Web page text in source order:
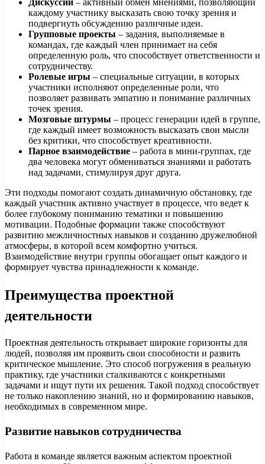
каждому участнику высказать свою точку зрения и
подвергнуть обсуждению различные идеи.
Групповые проекты – задания, выполняемые в
командах, где каждый член принимает на себя
определенную роль, что способствует ответственности и
сотрудничеству.
Ролевые игры – специальные ситуации, в которых
участники исполняют определенные роли, что
позволяет развивать эмпатию и понимание различных
точек зрения.
Мозговые штурмы – процесс генерации идей в группе,
где каждый имеет возможность высказать свои мысли
без критики, что способствует креативности.
Парное взаимодействие – работа в мини-группах, где
два человека могут обмениваться знаниями и работать
над задачами, стимулируя друг друга.
Эти подходы помогают создать динамичную обстановку, где
каждый участник активно участвует в процессе, что ведет к
более глубокому пониманию тематики и повышению
мотивации. Подобные формации также способствуют
развитию межличностных навыков и созданию дружелюбной
атмосферы, в которой всем комфортно учиться.
Взаимодействие внутри группы обогащает опыт каждого и
формирует чувства принадлежности к команде.
Преимущества проектной
деятельности
Проектная деятельность открывает широкие горизонты для
людей, позволяя им проявить свои способности и развить
критическое мышление. Это способ погружения в реальную
практику, где участники сталкиваются с конкретными
задачами и ищут пути их решения. Такой подход способствует
не только накоплению знаний, но и формированию навыков,
необходимых в современном мире.
Развитие навыков сотрудничества
Работа в команде является важным аспектом проектной